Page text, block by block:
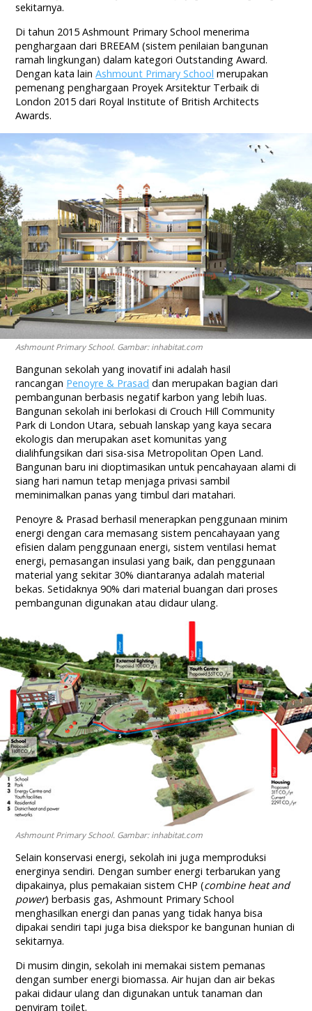
sekitarnya.
Di tahun 2015 Ashmount Primary School menerima
penghargaan dari BREEAM (sistem penilaian bangunan
ramah lingkungan) dalam kategori Outstanding Award.
Dengan kata lainAshmount Primary School merupakan
pemenang penghargaan Proyek Arsitektur Terbaik di
London 2015 dari Royal Institute of British Architects
Awards.
Ashmount Primary School. Gambar: inhabitat.com
Bangunan sekolah yang inovatif ini adalah hasil
rancangan Penoyre & Prasad dan merupakan bagian dari
pembangunan berbasis negatif karbon yang lebih luas.
Bangunan sekolah ini berlokasi di Crouch Hill Community
Park di London Utara, sebuah lanskap yang kaya secara
ekologis dan merupakan aset komunitas yang
dialihfungsikan dari sisa-sisa Metropolitan Open Land.
Bangunan baru ini dioptimasikan untuk pencahayaan alami di
siang hari namun tetap menjaga privasi sambil
meminimalkan panas yang timbul dari matahari.
Penoyre & Prasad berhasil menerapkan penggunaan minim
energi dengan cara memasang sistem pencahayaan yang
efisien dalam penggunaan energi, sistem ventilasi hemat
energi, pemasangan insulasi yang baik, dan penggunaan
material yang sekitar 30% diantaranya adalah material
bekas. Setidaknya 90% dari material buangan dari proses
pembangunan digunakan atau didaur ulang.
Ashmount Primary School. Gambar: inhabitat.com
Selain konservasi energi, sekolah ini juga memproduksi
energinya sendiri. Dengan sumber energi terbarukan yang
dipakainya, plus pemakaian sistem CHP (combine heat and
power) berbasis gas, Ashmount Primary School
menghasilkan energi dan panas yang tidak hanya bisa
dipakai sendiri tapi juga bisa diekspor ke bangunan hunian di
sekitarnya.
Di musim dingin, sekolah ini memakai sistem pemanas
dengan sumber energi biomassa. Air hujan dan air bekas
pakai didaur ulang dan digunakan untuk tanaman dan
penyiram toilet.